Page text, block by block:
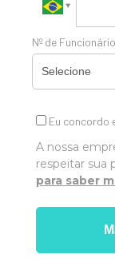
Nº de
Eu concordo
A nossa
respeitar sua
para saber